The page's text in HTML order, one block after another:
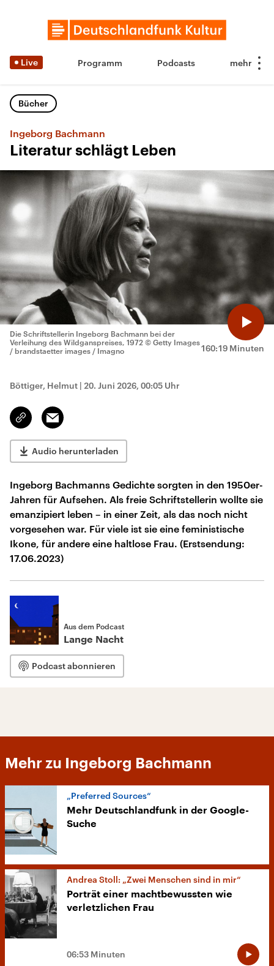
Live Programm Podcasts
Bücher
Ingeborg Bachmann
Literatur schlägt Leben
160:19 Minuten
Die Schriftstellerin Ingeborg Bachmann bei der
Verleihung des Wildganspreises, 1972 © Getty Images
/ brandstaetter images / Imagno
Böttiger, Helmut | 20. Juni 2026, 00:05 Uhr
Link
kopieren/teilen
Email
Audio herunterladen
Ingeborg Bachmanns Gedichte sorgten in den 1950er-
Jahren für Aufsehen. Als freie Schriftstellerin wollte sie
emanzipiert leben – in einer Zeit, als das noch nicht
vorgesehen war. Für viele ist sie eine feministische
Ikone, für andere eine haltlose Frau. (Erstsendung:
17.06.2023)
Aus dem Podcast
Lange Nacht
Podcast abonnieren
Mehr zu Ingeborg Bachmann
„Preferred Sources“
Mehr Deutschlandfunk in der Google-
Suche
Andrea Stoll: „Zwei Menschen sind in mir“
Porträt einer machtbewussten wie
verletzlichen Frau
06:53 Minuten